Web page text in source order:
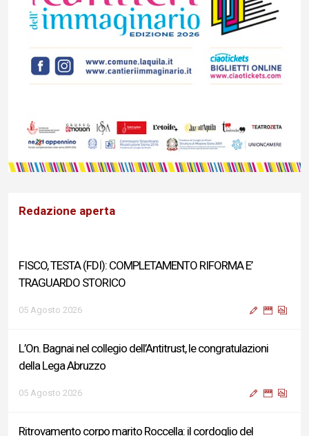
Redazione aperta
FISCO, TESTA (FDI): COMPLETAMENTO RIFORMA E’
TRAGUARDO STORICO
05 Agosto 2026
L’On. Bagnai nel collegio dell’Antitrust, le congratulazioni
della Lega Abruzzo
05 Agosto 2026
Ritrovamento corpo marito Roccella: il cordoglio del